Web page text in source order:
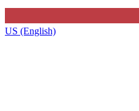
US (English)